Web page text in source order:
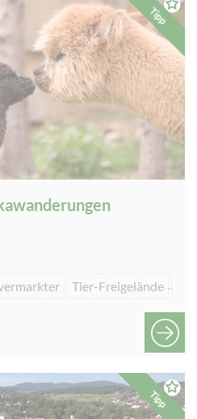
Tipp
Tier-Freigelände
Tipp